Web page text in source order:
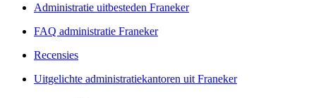
Administratie uitbesteden Franeker
FAQ administratie Franeker
Recensies
Uitgelichte administratiekantoren uit Franeker